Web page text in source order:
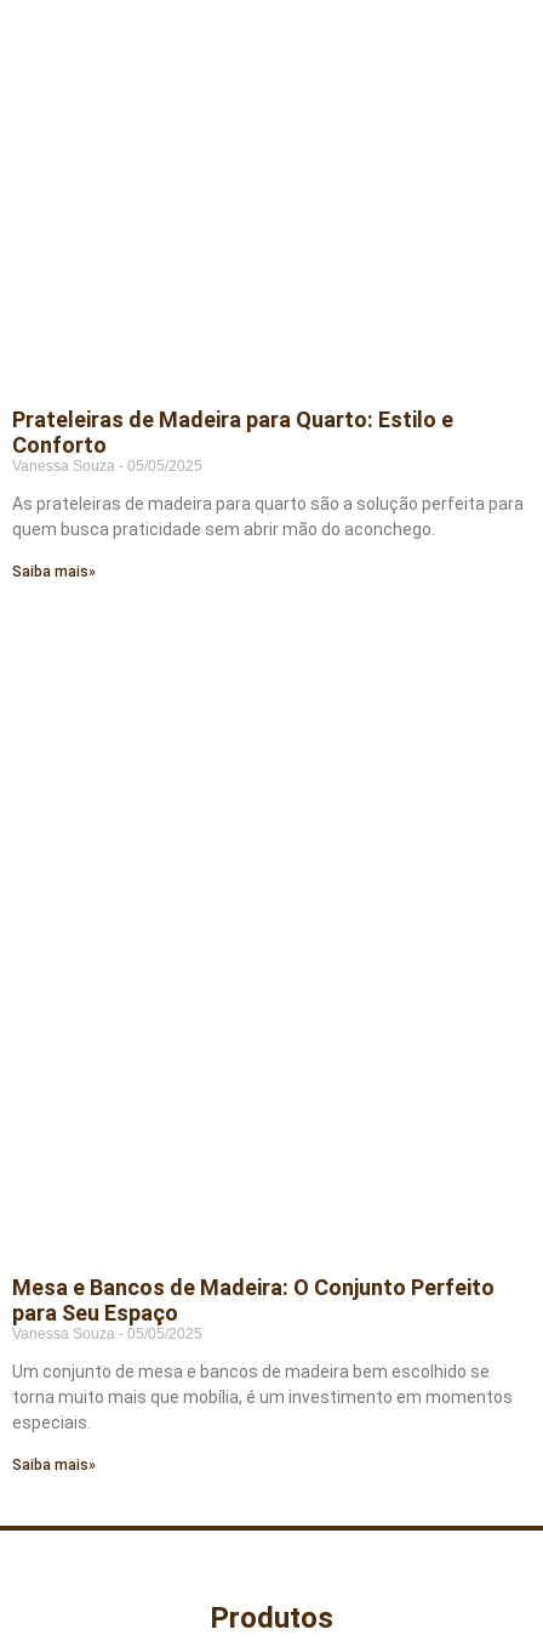
Prateleiras de Madeira para Quarto: Estilo e
Conforto
Vanessa Souza 05/05/2025
As prateleiras de madeira para quarto são a solução perfeita para
quem busca praticidade sem abrir mão do aconchego.
Saiba mais»
Mesa e Bancos de Madeira: O Conjunto Perfeito
para Seu Espaço
Vanessa Souza 05/05/2025
Um conjunto de mesa e bancos de madeira bem escolhido se
torna muito mais que mobília, é um investimento em momentos
especiais.
Saiba mais»
Produtos